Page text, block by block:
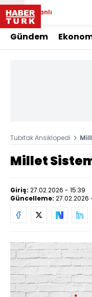
Canlı
Gündem
Tubitak Ansiklopedi
Millet
Giriş: 27.02.2026 - 15:39
Güncelleme: 27.02.2026